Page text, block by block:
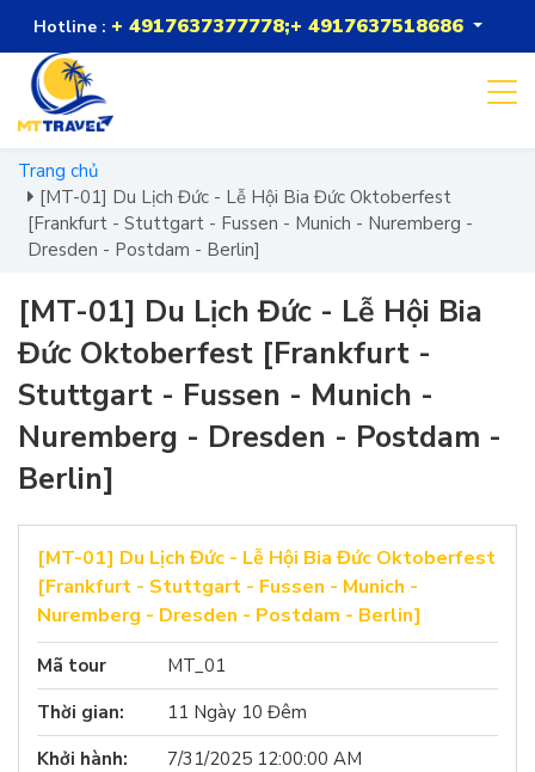
Hotline : + 4917637377778;+ 4917637518686
Trang chủ
[MT-01] Du Lịch Đức - Lễ Hội Bia Đức Oktoberfest
[Frankfurt - Stuttgart - Fussen - Munich - Nuremberg -
Dresden - Postdam - Berlin]
[MT-01] Du Lịch Đức - Lễ Hội Bia
Đức Oktoberfest [Frankfurt -
Stuttgart - Fussen - Munich -
Nuremberg - Dresden - Postdam -
Berlin]
[MT-01] Du Lịch Đức - Lễ Hội Bia Đức Oktoberfest
[Frankfurt - Stuttgart - Fussen - Munich -
Nuremberg - Dresden - Postdam - Berlin]
Mã tour
MT_01
Thời gian:
11 Ngày 10 Đêm
Khởi hành:
7/31/2025 12:00:00 AM